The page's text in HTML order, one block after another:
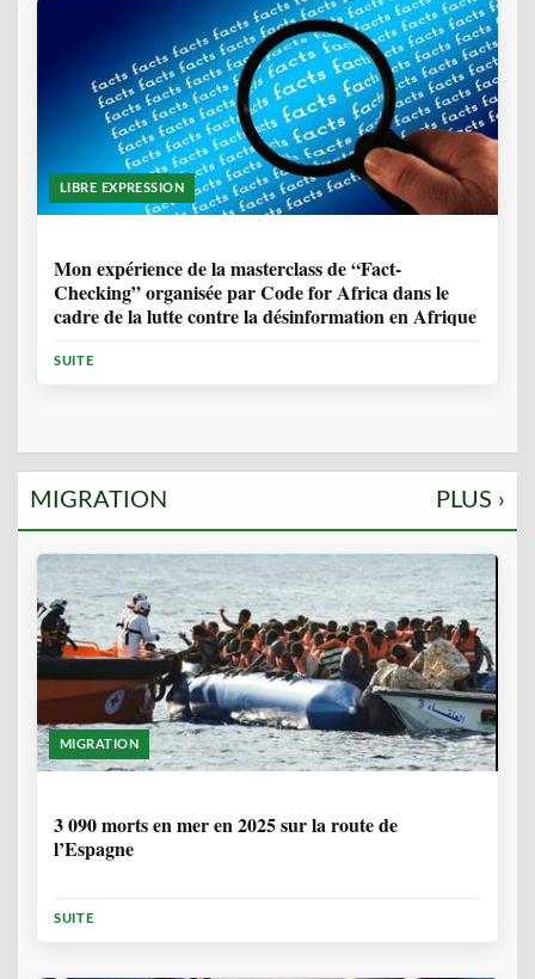
LIBRE EXPRESSION
Mon expérience de la masterclass de “Fact-
Checking” organisée par Code for Africa dans le
cadre de la lutte contre la désinformation en Afrique
SUITE
MIGRATION PLUS ›
MIGRATION
3 090 morts en mer en 2025 sur la route de
l’Espagne
SUITE